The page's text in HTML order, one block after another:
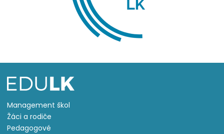
Management škol
Žáci a rodiče
Pedagogové